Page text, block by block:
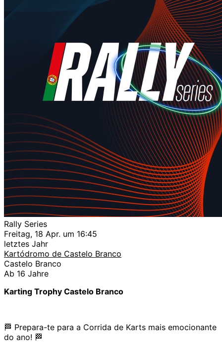
Rally Series
Freitag, 18 Apr. um 16:45
letztes Jahr
Kartódromo de Castelo Branco
Castelo Branco
Ab 16 Jahre
Karting Trophy Castelo Branco
🏁 Prepara-te para a Corrida de Karts mais emocionante
do ano! 🏁